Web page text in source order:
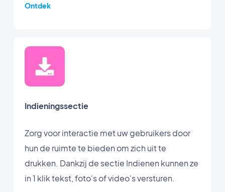
Ontdek
Indieningssectie
Zorg voor interactie met uw gebruikers door
hun de ruimte te bieden om zich uit te
drukken. Dankzij de sectie Indienen kunnen ze
in 1 klik tekst, foto's of video's versturen.